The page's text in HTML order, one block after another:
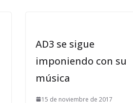
AD3 se sigue
imponiendo con su
música
15 de noviembre de 2017